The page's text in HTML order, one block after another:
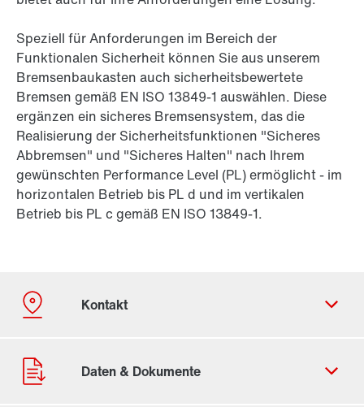
Speziell für Anforderungen im Bereich der
Funktionalen Sicherheit können Sie aus unserem
Bremsenbaukasten auch sicherheitsbewertete
Bremsen gemäß EN ISO 13849-1 auswählen. Diese
ergänzen ein sicheres Bremsensystem, das die
Realisierung der Sicherheitsfunktionen "Sicheres
Abbremsen" und "Sicheres Halten" nach Ihrem
gewünschten Performance Level (PL) ermöglicht - im
horizontalen Betrieb bis PL d und im vertikalen
Betrieb bis PL c gemäß EN ISO 13849-1.